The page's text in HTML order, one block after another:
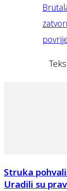
Struka
Uradili su